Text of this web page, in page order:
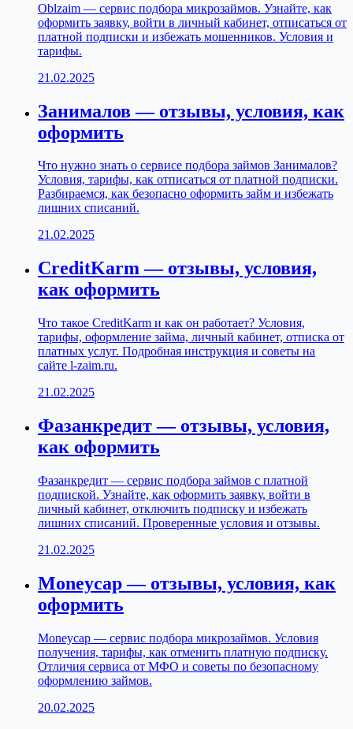
Oblzaim — сервис подбора микрозаймов. Узнайте, как
оформить заявку, войти в личный кабинет, отписаться от
платной подписки и избежать мошенников. Условия и
тарифы.
21.02.2025
Занималов — отзывы, условия, как
оформить
Что нужно знать о сервисе подбора займов Занималов?
Условия, тарифы, как отписаться от платной подписки.
Разбираемся, как безопасно оформить займ и избежать
лишних списаний.
21.02.2025
CreditKarm — отзывы, условия,
как оформить
Что такое CreditKarm и как он работает? Условия,
тарифы, оформление займа, личный кабинет, отписка от
платных услуг. Подробная инструкция и советы на
сайте l-zaim.ru.
21.02.2025
Фазанкредит — отзывы, условия,
как оформить
Фазанкредит — сервис подбора займов с платной
подпиской. Узнайте, как оформить заявку, войти в
личный кабинет, отключить подписку и избежать
лишних списаний. Проверенные условия и отзывы.
21.02.2025
Moneycap — отзывы, условия, как
оформить
Moneycap — сервис подбора микрозаймов. Условия
получения, тарифы, как отменить платную подписку.
Отличия сервиса от МФО и советы по безопасному
оформлению займов.
20.02.2025